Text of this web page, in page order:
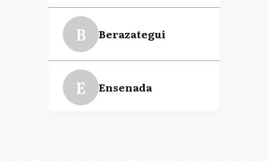
B Berazategui
E Ensenada